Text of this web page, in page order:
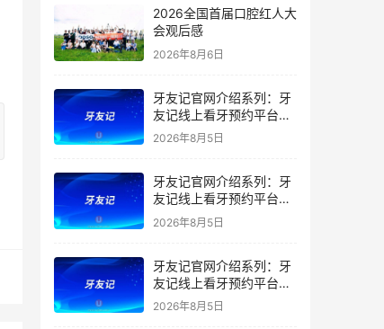
2026全国首届口腔红人大
会观后感
2026年8月6日
牙友记官网介绍系列：牙
友记线上看牙预约平台是
干什么的？靠谱吗？
2026年8月5日
牙友记官网介绍系列：牙
友记线上看牙预约平台让
看牙不再靠运气
2026年8月5日
牙友记官网介绍系列：牙
友记线上看牙预约平台打
破口腔行业专业壁垒新手
2026年8月5日